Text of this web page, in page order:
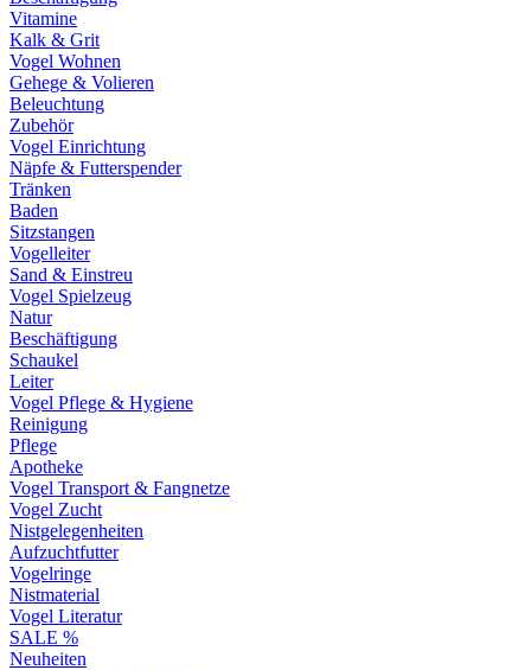
Vitamine
Kalk & Grit
Vogel Wohnen
Gehege & Volieren
Beleuchtung
Zubehör
Vogel Einrichtung
Näpfe & Futterspender
Tränken
Baden
Sitzstangen
Vogelleiter
Sand & Einstreu
Vogel Spielzeug
Natur
Beschäftigung
Schaukel
Leiter
Vogel Pflege & Hygiene
Reinigung
Pflege
Apotheke
Vogel Transport & Fangnetze
Vogel Zucht
Nistgelegenheiten
Aufzuchtfutter
Vogelringe
Nistmaterial
Vogel Literatur
SALE %
Neuheiten